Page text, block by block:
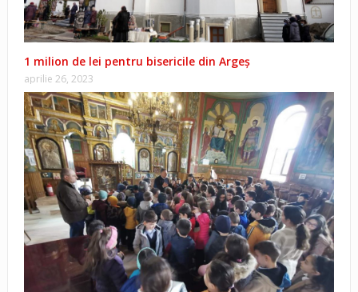
1 milion de lei pentru bisericile din Argeș
aprilie 26, 2023